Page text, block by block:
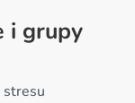
i grupy
stresu